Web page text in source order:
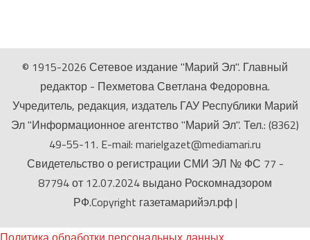
© 1915-2026 Сетевое издание "Марий Эл". Главный
редактор - Пехметова Светлана Федоровна.
Учредитель, редакция, издатель ГАУ Республики Марий
Эл "Информационное агентство "Марий Эл". Тел.: (8362)
49-55-11. E-mail: marielgazet@mediamari.ru
Свидетельство о регистрации СМИ ЭЛ № ФС 77 -
87794 от 12.07.2024 выдано Роскомнадзором
РФ.Copyright газетамарийэл.рф|